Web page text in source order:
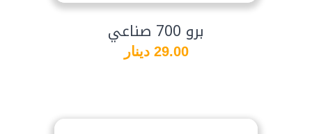
برو 700 صناعي
29.00 دينار